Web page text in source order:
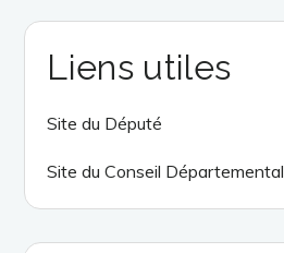
Liens utiles
Site du Député
Site du Conseil Départemental